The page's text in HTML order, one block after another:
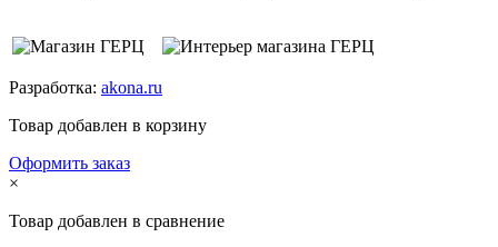
Разработка: akona.ru
Товар добавлен в корзину
Оформить заказ
×
Товар добавлен в сравнение